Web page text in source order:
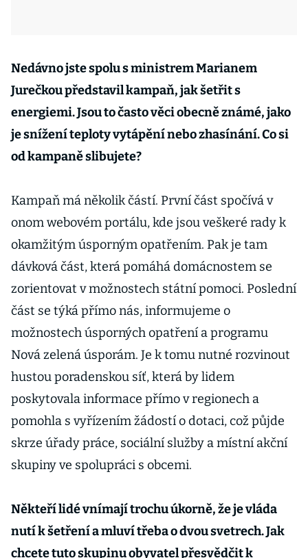
Nedávno jste spolu s ministrem Marianem
Jurečkou představil kampaň, jak šetřit s
energiemi. Jsou to často věci obecně známé, jako
je snížení teploty vytápění nebo zhasínání. Co si
od kampaně slibujete?
Kampaň má několik částí. První část spočívá v
onom webovém portálu, kde jsou veškeré rady k
okamžitým úsporným opatřením. Pak je tam
dávková část, která pomáhá domácnostem se
zorientovat v možnostech státní pomoci. Poslední
část se týká přímo nás, informujeme o
možnostech úsporných opatření a programu
Nová zelená úsporám. Je k tomu nutné rozvinout
hustou poradenskou síť, která by lidem
poskytovala informace přímo v regionech a
pomohla s vyřízením žádostí o dotaci, což půjde
skrze úřady práce, sociální služby a místní akční
skupiny ve spolupráci s obcemi.
Někteří lidé vnímají trochu úkorně, že je vláda
nutí k šetření a mluví třeba o dvou svetrech. Jak
chcete tuto skupinu obyvatel přesvědčit k